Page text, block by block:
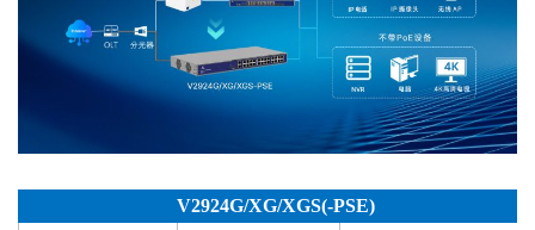
V2924G/XG/XGS(-PSE)